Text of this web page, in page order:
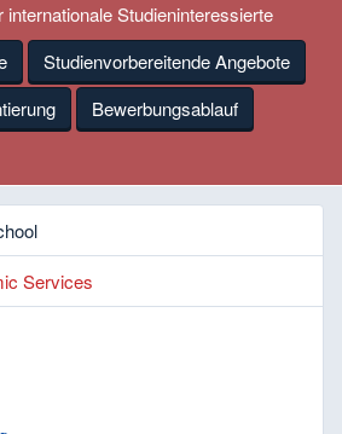
internationale Studieninteressierte
Studienvorbereitende Angebote
Bewerbungsablauf
Services